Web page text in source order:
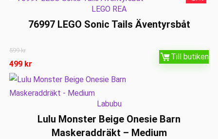
LEGO REA
76997 LEGO Sonic Tails Äventyrsbåt
599kr
499 kr
Till butiken
Labubu
Lulu Monster Beige Onesie Barn
Maskeraddräkt – Medium